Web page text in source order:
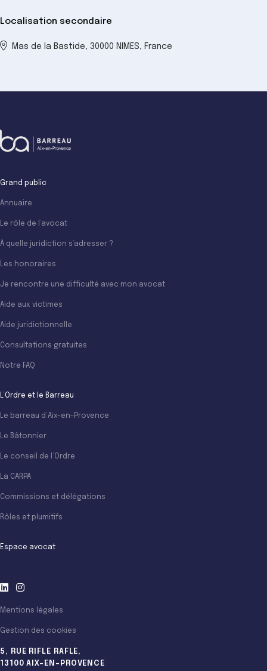
Localisation secondaire
Mas de la Bastide, 30000 NIMES, France
Grand public
Annuaire
Le rôle de l’avocat
À quelle juridiction s’adresser ?
Les honoraires
Je rencontre une difficulté avec mon avocat
Aide aux victimes
Aide juridictionnelle
Consultations gratuites
Notre FAQ
L’Ordre et le Barreau
Le barreau d’Aix-en-Provence
Le Bâtonnier
Le conseil de l’Ordre
La CARPA
Commissions et délégations
Rôles et plumitifs
Espace avocat
Mentions légales
Gestion des cookies
5, RUE RIFLE RAFLE,
13100 AIX-EN-PROVENCE